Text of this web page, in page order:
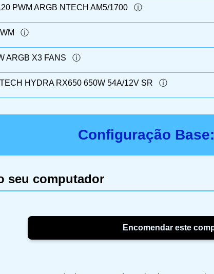
PWM ARGB NTECH AM5/1700
ARGB X3 FANS
HYDRA RX650 650W 54A/12V SR
Configuração Base:
seu computador